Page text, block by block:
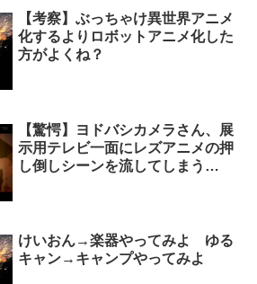
【考察】ぶっちゃけ異世界アニメ
化するよりロボットアニメ化した
方がよくね？
【驚愕】ヨドバシカメラさん、展
示用テレビ一面にレズアニメの押
し倒しシーンを流してしまう…
けいおん→楽器やってみよ ゆる
キャン→キャンプやってみよ